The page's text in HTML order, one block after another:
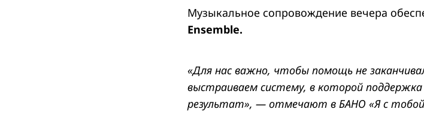
Музыкальное сопровождение вечера
Ensemble.
«Для нас важно, чтобы помощь не
выстраиваем систему, в которой
результат», — отмечают в БАНО «Я с